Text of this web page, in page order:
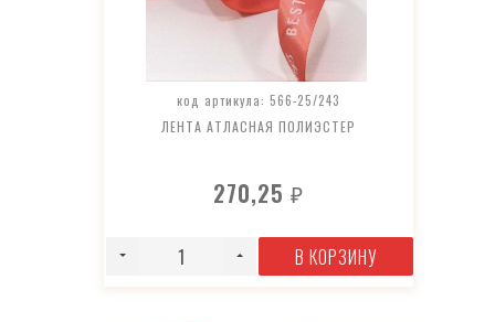
код артикула: 566-25/243
ЛЕНТА АТЛАСНАЯ ПОЛИЭСТЕР
270,25₽
В КОРЗИНУ